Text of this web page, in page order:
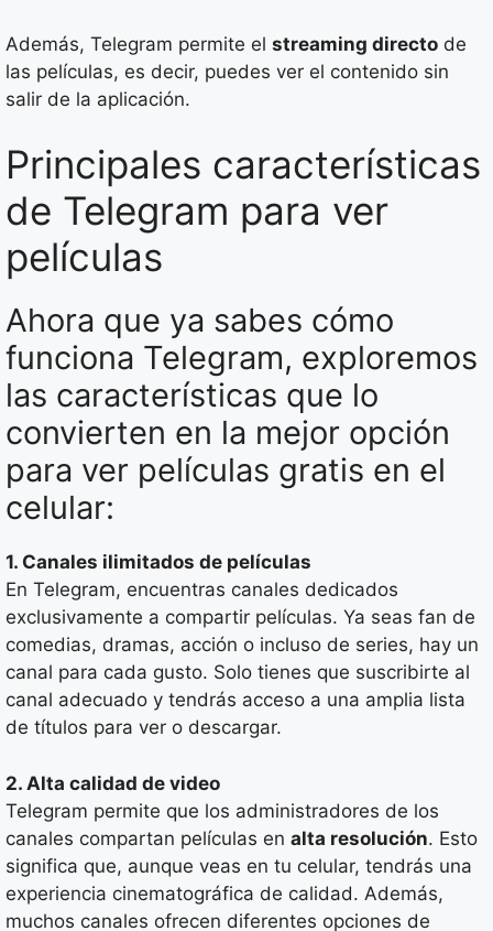
Además, Telegram permite el streaming directo de
las películas, es decir, puedes ver el contenido sin
salir de la aplicación.
Principales características
de Telegram para ver
películas
Ahora que ya sabes cómo
funciona Telegram, exploremos
las características que lo
convierten en la mejor opción
para ver películas gratis en el
celular:
1. Canales ilimitados de películas
En Telegram, encuentras canales dedicados
exclusivamente a compartir películas. Ya seas fan de
comedias, dramas, acción o incluso de series, hay un
canal para cada gusto. Solo tienes que suscribirte al
canal adecuado y tendrás acceso a una amplia lista
de títulos para ver o descargar.
2. Alta calidad de video
Telegram permite que los administradores de los
canales compartan películas en alta resolución. Esto
significa que, aunque veas en tu celular, tendrás una
experiencia cinematográfica de calidad. Además,
muchos canales ofrecen diferentes opciones de